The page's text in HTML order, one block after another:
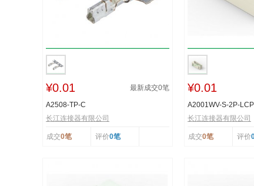
¥0.01 最新成交0笔
A2508-TP-C
长江连接器有限公司
成交0笔 评价0笔
¥0.01
A2001WV-S-2P-LCP
长江连接器有限公司
成交0笔 评价